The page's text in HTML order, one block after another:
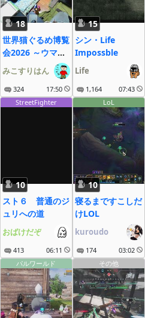
18
世界猫ぐるめ博覧
会2026 ～ウマ娘
も大疾走にゃ～
みこすりはん
324 17:50
15
シン・Life
Impossble
Life
1,164 07:43
StreetFighter
10
スト６ 普通のジ
ュリへの道
おばけだぞ
413 06:11
LoL
10
寝るまですこしだ
けLOL
kuroudo
174 03:02
パルワールド
その他